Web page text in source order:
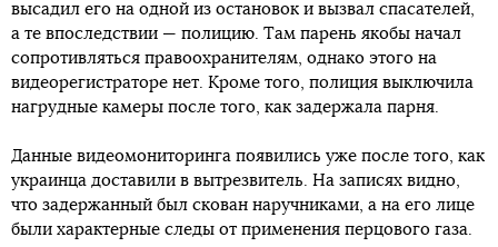
высадил его на одной из остановок и вызвал спасателей,
а те впоследствии — полицию. Там парень якобы начал
сопротивляться правоохранителям, однако этого на
видеорегистраторе нет. Кроме того, полиция выключила
нагрудные камеры после того, как задержала парня.
Данные видеомониторинга появились уже после того, как
украинца доставили в вытрезвитель. На записях видно,
что задержанный был скован наручниками, а на его лице
были характерные следы от применения перцового газа.